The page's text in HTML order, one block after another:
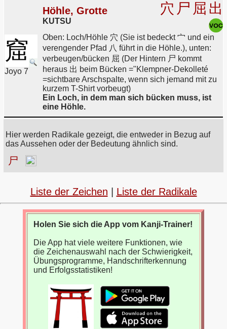
窟
Joyo 7
Höhle, Grotte
KUTSU
穴 尸 屈 出
Oben: Loch/Höhle 穴 (Sie ist bedeckt 宀 und ein
verengender Pfad 八 führt in die Höhle.), unten:
verbeugen/bücken 屈 (Der Hintern 尸 kommt
heraus 出 beim Bücken ="Klempner-Dekolleté
=sichtbare Arschspalte, wenn sich jemand mit zu
kurzem T-Shirt vorbeugt)
Ein Loch, in dem man sich bücken muss, ist
eine Höhle.
Hier werden Radikale gezeigt, die entweder in Bezug auf
das Aussehen oder der Bedeutung ähnlich sind.
尸
Liste der Zeichen Liste der Radikale
Holen Sie sich die App vom Kanji-Trainer!
Die App hat viele weitere Funktionen, wie
die Zeichenauswahl nach der Schwierigkeit,
Übungsprogramme, Handschrifterkennung
und Erfolgsstatistiken!